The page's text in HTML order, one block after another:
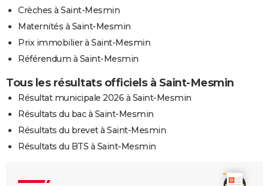
Crèches à Saint-Mesmin
Maternités à Saint-Mesmin
Prix immobilier à Saint-Mesmin
Référendum à Saint-Mesmin
Tous les résultats officiels à Saint-Mesmin
Résultat municipale 2026 à Saint-Mesmin
Résultats du bac à Saint-Mesmin
Résultats du brevet à Saint-Mesmin
Résultats du BTS à Saint-Mesmin